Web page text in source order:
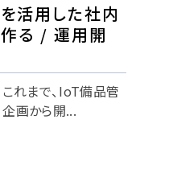
活用した社内
る / 運用開
れまで、IoT備品管
画から開...